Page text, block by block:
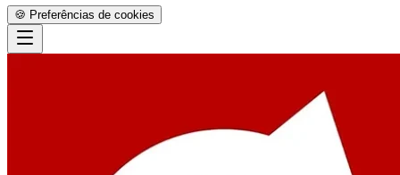
🍪 Preferências de cookies